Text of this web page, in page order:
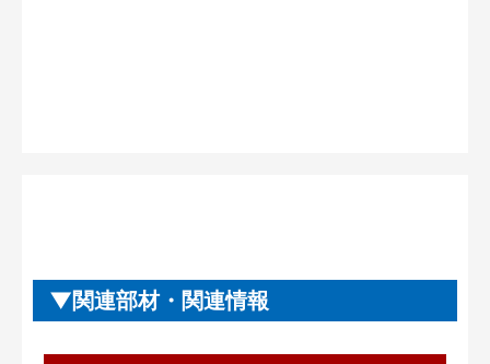
関連部材・関連情報